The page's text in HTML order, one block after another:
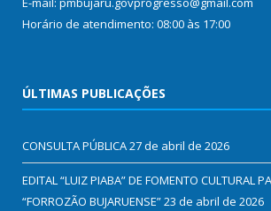
Horário de atendimento: 08:00 às 17:00
ÚLTIMAS PUBLICAÇÕES
CONSULTA PÚBLICA27 de abril de 2026
EDITAL “LUIZ PIABA” DE FOMENTO CULTURAL
“FORROZÃO BUJARUENSE”23 de abril de 2026